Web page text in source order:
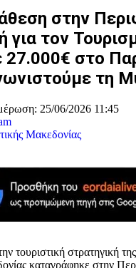
στην
για τον
στο
τη
25/06/2026 11:45
Μακεδονίας
τουριστική στρατηγική
καταγράφηκε στην